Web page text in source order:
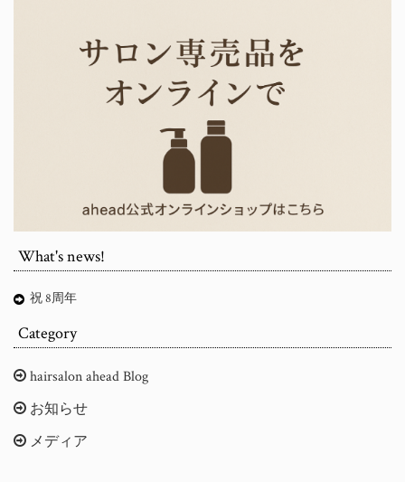
What's news!
祝 8周年
Category
hairsalon ahead Blog
お知らせ
メディア